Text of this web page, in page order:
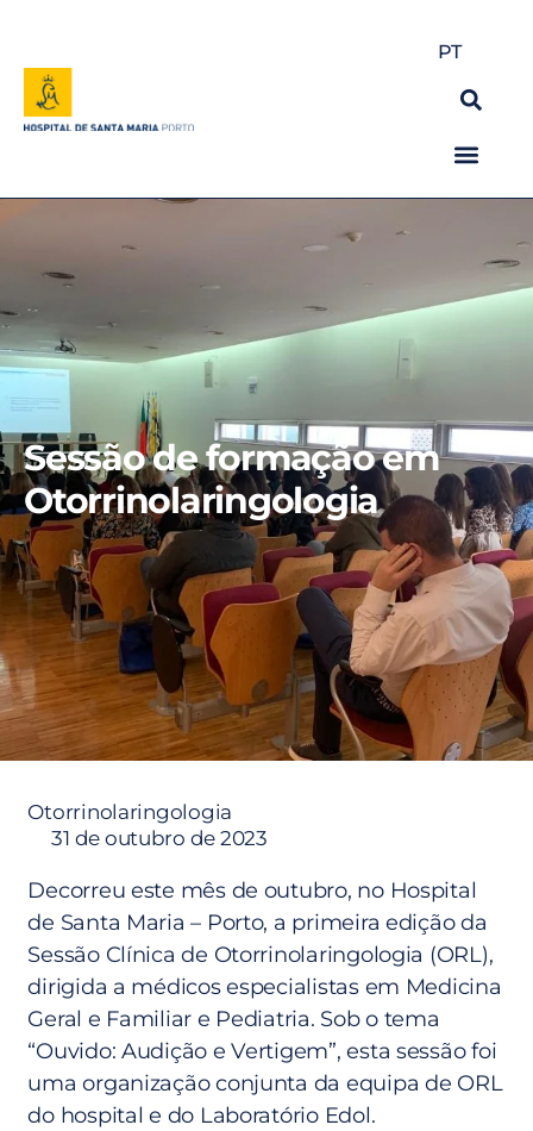
PT
Sessão de formação em
Otorrinolaringologia
Otorrinolaringologia
31 de outubro de 2023
Decorreu este mês de outubro, no Hospital
de Santa Maria – Porto, a primeira edição da
Sessão Clínica de Otorrinolaringologia (ORL),
dirigida a médicos especialistas em Medicina
Geral e Familiar e Pediatria. Sob o tema
“Ouvido: Audição e Vertigem”, esta sessão foi
uma organização conjunta da equipa de ORL
do hospital e do Laboratório Edol.